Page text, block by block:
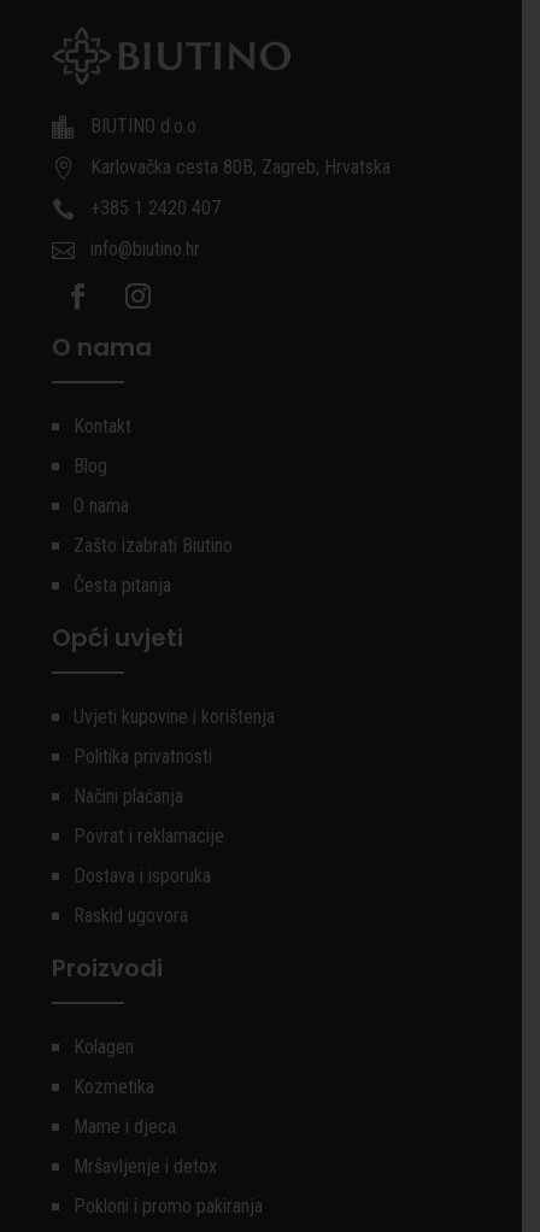

BIUTINO d.o.o.

Karlovačka cesta 80B, Zagreb, Hrvatska

+385 1 2420 407

info@biutino.hr
O nama
Kontakt
Blog
O nama
Zašto izabrati Biutino
Česta pitanja
Opći uvjeti
Uvjeti kupovine i korištenja
Politika privatnosti
Načini plaćanja
Povrat i reklamacije
Dostava i isporuka
Raskid ugovora
Proizvodi
Kolagen
Kozmetika
Mame i djeca
Mršavljenje i detox
Pokloni i promo pakiranja